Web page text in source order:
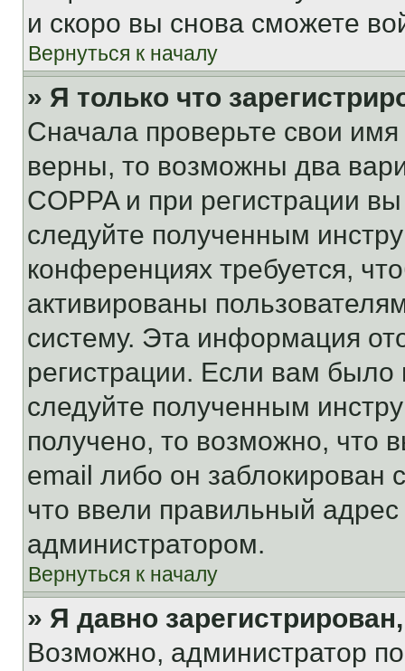
и скоро вы снова сможете
Вернуться к началу
» Я только что
Сначала проверьте свои
верны, то возможны два
COPPA и при регистрации
следуйте полученным
конференциях требуется,
активированы
систему. Эта информация
регистрации. Если вам
следуйте полученным
получено, то возможно, что
email либо он
что ввели правильный адрес
администратором.
Вернуться к началу
» Я давно
Возможно, администратор